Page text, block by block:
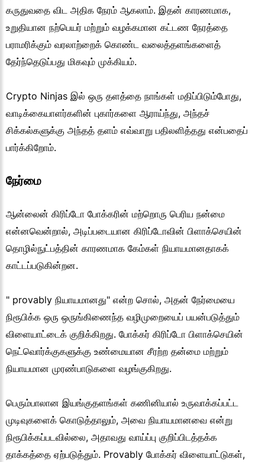
கருதுவதை விட அதிக நேரம் ஆகலாம். இதன் காரணமாக,
உறுதியான நற்பெயர் மற்றும் வழக்கமான கட்டண நேரத்தை
பராமரிக்கும் வரலாற்றைக் கொண்ட வலைத்தளங்களைத்
தேர்ந்தெடுப்பது மிகவும் முக்கியம்.
Crypto Ninjas இல் ஒரு தளத்தை நாங்கள் மதிப்பிடும்போது,
வாடிக்கையாளர்களின் புகார்களை ஆராய்ந்து, அந்தச்
சிக்கல்களுக்கு அந்தத் தளம் எவ்வாறு பதிலளித்தது என்பதைப்
பார்க்கிறோம்.
நேர்மை
ஆன்லைன் கிரிப்டோ போக்கரின் மற்றொரு பெரிய நன்மை
என்னவென்றால், அடிப்படையான கிரிப்டோவின் பிளாக்செயின்
தொழில்நுட்பத்தின் காரணமாக கேம்கள் நியாயமானதாகக்
காட்டப்படுகின்றன.
" provably நியாயமானது" என்ற சொல், அதன் நேர்மையை
நிரூபிக்க ஒரு ஒருங்கிணைந்த வழிமுறையைப் பயன்படுத்தும்
விளையாட்டைக் குறிக்கிறது. போக்கர் கிரிப்டோ பிளாக்செயின்
நெட்வொர்க்குகளுக்கு உண்மையான சீரற்ற தன்மை மற்றும்
நியாயமான முரண்பாடுகளை வழங்குகிறது.
பெரும்பாலான இயங்குதளங்கள் கணினியால் உருவாக்கப்பட்ட
முடிவுகளைக் கொடுத்தாலும், அவை நியாயமானவை என்று
நிரூபிக்கப்படவில்லை, அதாவது வாய்ப்பு குறிப்பிடத்தக்க
தாக்கத்தை ஏற்படுத்தும். Provably போக்கர் விளையாட்டுகள்,